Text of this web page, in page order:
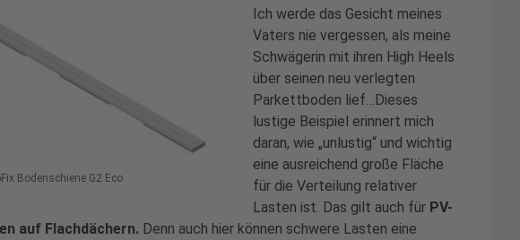
Bodenschiene G2 Eco
Ich werde das Gesicht meines
Vaters nie vergessen, als meine
Schwägerin mit ihren High Heels
über seinen neu verlegten
Parkettboden lief…Dieses
lustige Beispiel erinnert mich
daran, wie „unlustig“ und wichtig
eine ausreichend große Fläche
für die Verteilung relativer
Lasten ist. Das gilt auch für PV-
auf Flachdächern. Denn auch hier können schwere Lasten eine